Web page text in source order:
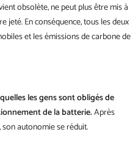
obsolète, ne peut plus être mis à
jeté. En conséquence, tous les deux
et les émissions de carbone de
les gens sont obligés de
de la batterie.Après
autonomie se réduit.